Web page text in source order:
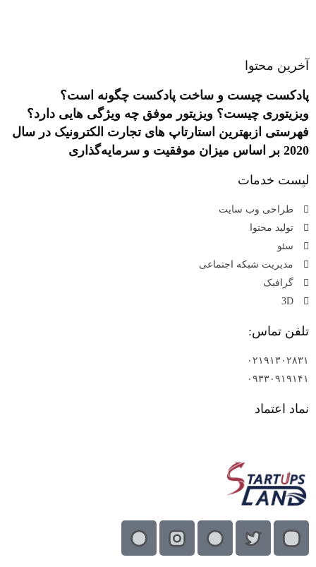
آخرین محتوا
پادکست چیست و ساخت پادکست چگونه است؟
ویزیتوری چیست؟ ویزیتور موفق چه ویژگی هایی دارد؟
فهرستی ازبهترین استارتاپ های تجارت الکترونیک در سال
2020 بر اساس میزان موفقیت و سرمایه‌گذاری
لیست خدمات
طراحی وب سایت
تولید محتوا
سئو
مدیریت شبکه اجتماعی
گرافیک
3D
تلفن تماس:
۰۲۱۹۱۳۰۲۸۳۱
۰۹۳۳۰۹۱۹۱۴۱
نماد اعتماد